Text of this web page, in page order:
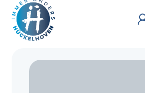
Zum Hauptinhalt springen